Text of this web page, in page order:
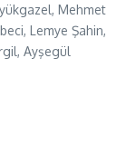
Mehmet
Lemye Şahin,
Ayşegül